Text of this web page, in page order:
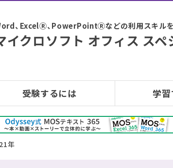
、ExcelⓇ、PowerPointⓇなどの利用スキル
イクロソフト オフィス スペ
受験するには 学
年